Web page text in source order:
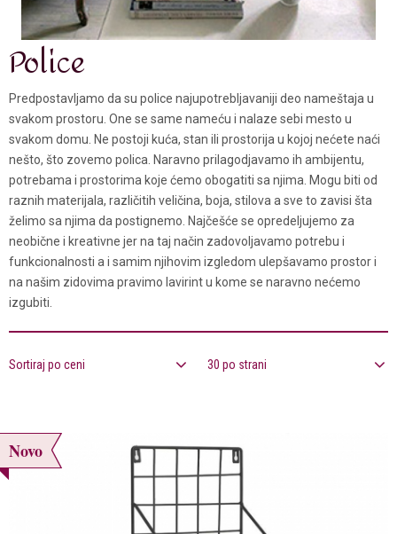
Police
Predpostavljamo da su police najupotrebljavaniji deo nameštaja u
svakom prostoru. One se same nameću i nalaze sebi mesto u
svakom domu. Ne postoji kuća, stan ili prostorija u kojoj nećete naći
nešto, što zovemo polica. Naravno prilagodjavamo ih ambijentu,
potrebama i prostorima koje ćemo obogatiti sa njima. Mogu biti od
raznih materijala, različitih veličina, boja, stilova a sve to zavisi šta
želimo sa njima da postignemo. Najčešće se opredeljujemo za
neobične i kreativne jer na taj način zadovoljavamo potrebu i
funkcionalnosti a i samim njihovim izgledom ulepšavamo prostor i
na našim zidovima pravimo lavirint u kome se naravno nećemo
izgubiti.
Sortiraj po ceni 30 po strani
Novo